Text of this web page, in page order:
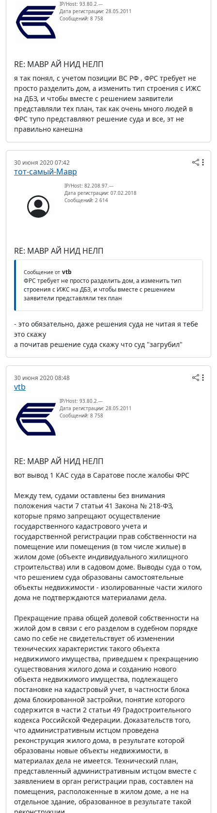
IP/Host: 93.80.2.---
Дата регистрации: 28.05.2011
Сообщений: 8 758
RE: МАВР АЙ НИД НЕЛП
я так понял, с учетом позиции ВС РФ , ФРС требует не
просто разделить дом, а изменить тип строения с ИЖС
на ДБЗ, и чтобы вместе с решением заявители
представляли тех план, так как очень много людей в
ФРС тупо представляют решение суда и все, эт не
правильно канешна
30 июня 2020 07:42
тот-самый-Мавр
IP/Host: 82.208.97.---
Дата регистрации: 07.02.2018
Сообщений: 2 614
RE: МАВР АЙ НИД НЕЛП
Сообщение от vtb
ФРС требует не просто разделить дом, а изменить тип
строения с ИЖС на ДБЗ, и чтобы вместе с решением
заявители представляли тех план
- это обязательно, даже решения суда не читая я тебе
это скажу
а почитав решение суда скажу что суд "загрубил"
30 июня 2020 08:48
vtb
IP/Host: 93.80.2.---
Дата регистрации: 28.05.2011
Сообщений: 8 758
RE: МАВР АЙ НИД НЕЛП
вот вывод 1 КАС суда в Саратове после жалобы ФРС
Между тем, судами оставлены без внимания
положения части 7 статьи 41 Закона № 218-ФЗ,
которые прямо запрещают осуществление
государственного кадастрового учета и
государственной регистрации прав собственности на
помещение или помещения (в том числе жилые) в
жилом доме (объекте индивидуального жилищного
строительства) или в садовом доме. Выводы суда о том,
что решением суда образованы самостоятельные
объекты недвижимости - изолированные части жилого
дома не подтверждаются материалами дела.
Прекращение права общей долевой собственности на
жилой дом в связи с его разделом в судебном порядке
само по себе не свидетельствует об изменении
технических характеристик такого объекта
недвижимого имущества, приведшем к прекращению
существования жилого дома и созданию нового
объекта недвижимого имущества, подлежащего
постановке на кадастровый учет, в частности блока
дома блокированной застройки, понятие которого
содержится в части 2 статьи 49 Градостроительного
кодекса Российской Федерации. Доказательств того,
что административным истцом проведена
реконструкция жилого дома, в результате которой
образованы новые объекты недвижимости, в
материалах дела не имеется. Технический план,
представленный административным истцом вместе с
заявлением в орган регистрации прав, составлен на
помещения, расположенные в жилом доме, а не на
отдельное здание, образованное в результате такой